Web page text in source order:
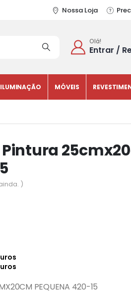
Nossa Loja
Olá!
Entrar /
ILUMINAÇÃO MÓVEIS
)
PEQUENA 420-15